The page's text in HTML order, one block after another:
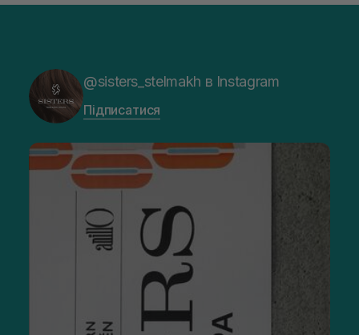
@sisters_stelmakh в Instagram
Підписатися